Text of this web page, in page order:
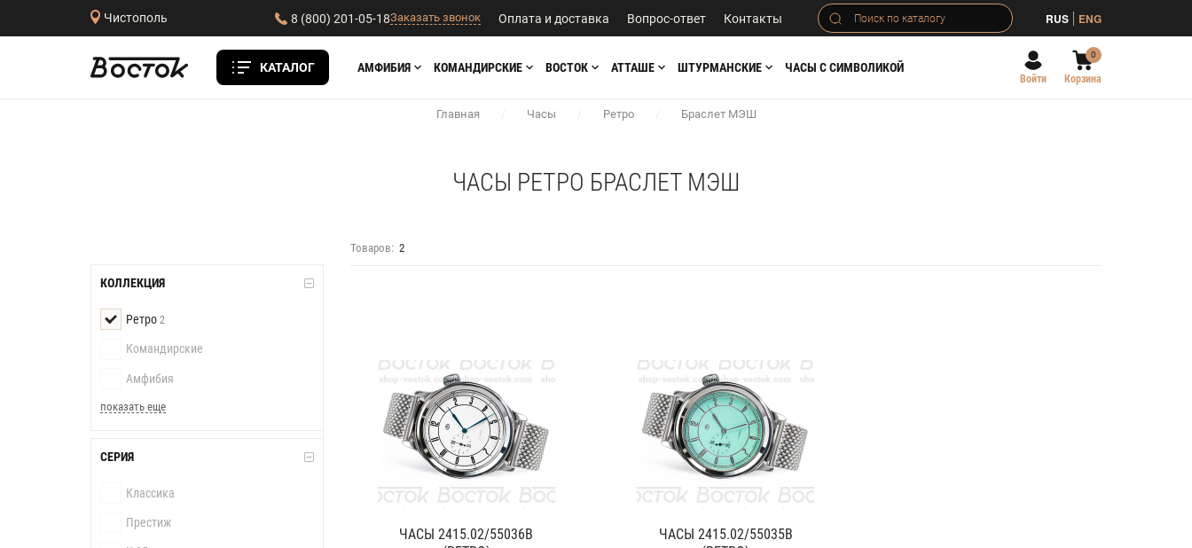
Чистополь 8 (800) 201-05-18Заказать звонок Оплата и доставка Вопрос-ответ Контакты RUS ENG
КАТАЛОГ АМФИБИЯ КОМАНДИРСКИЕ ВОСТОК АТТАШЕ ШТУРМАНСКИЕ ЧАСЫ С СИМВОЛИКОЙ
Войти
0
Корзина
Главная / Часы / Ретро / Браслет МЭШ
ЧАСЫ РЕТРО БРАСЛЕТ МЭШ
КОЛЛЕКЦИЯ
Ретро 2
Командирские
Амфибия
показать еще
СЕРИЯ
Классика
Престиж
Товаров: 2
ЧАСЫ 2415.02/55036В
ЧАСЫ 2415.02/55035В